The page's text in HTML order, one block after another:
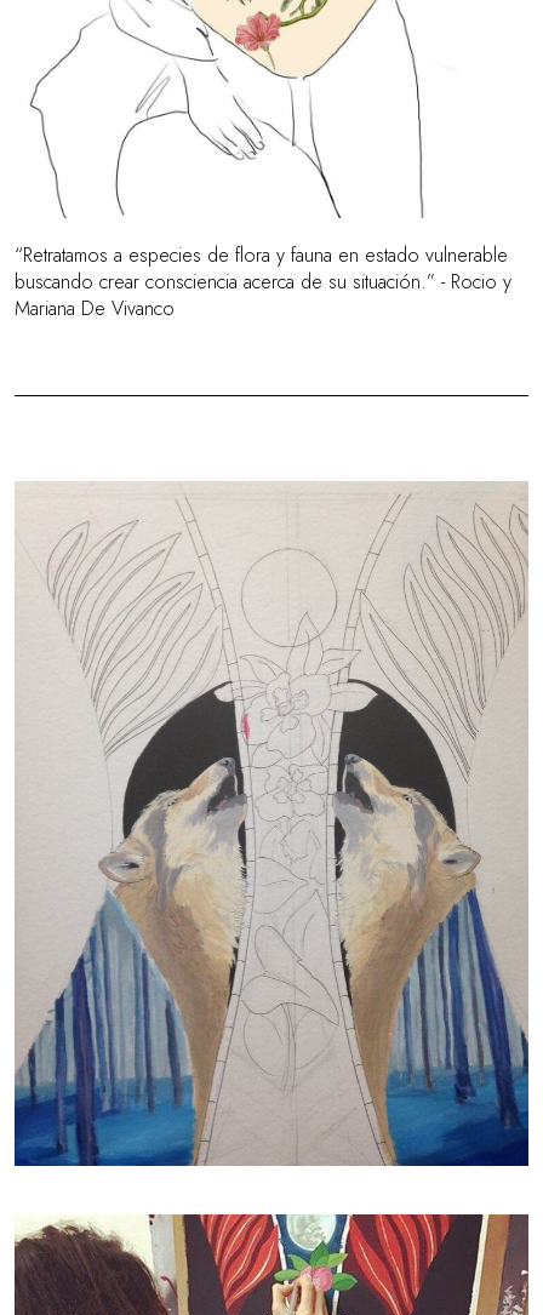
“Retratamos a especies de flora y fauna en estado vulnerable
buscando crear consciencia acerca de su situación.” - Rocio y
Mariana De Vivanco